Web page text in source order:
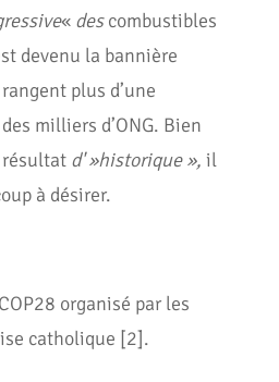
« descombustibles
devenu la bannière
plus d’une
milliers d’ONG. Bien
résultatd' »historique », il
à désirer.
organisé par les
catholique [2].